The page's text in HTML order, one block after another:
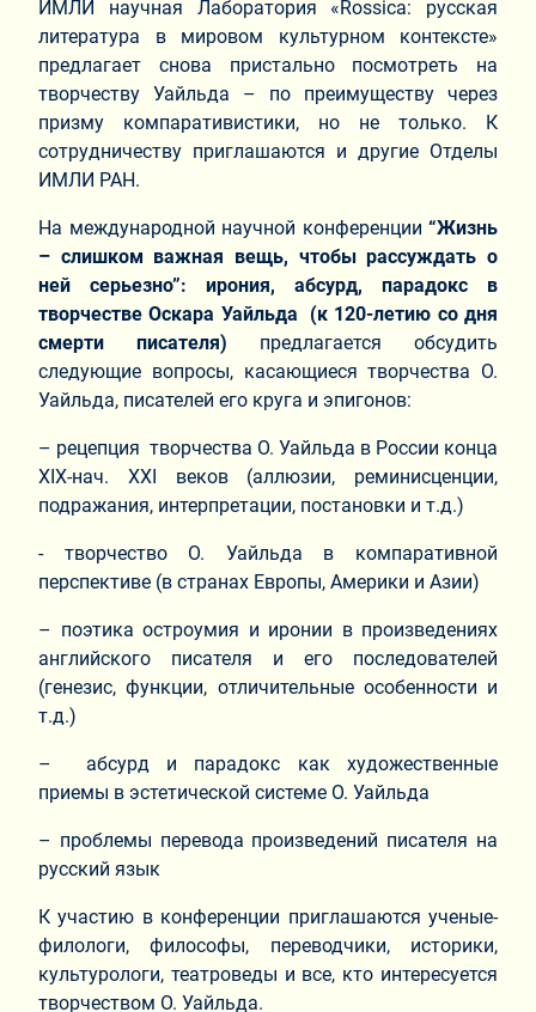
ИМЛИ научная Лаборатория «Rossica: русская
литература в мировом культурном контексте»
предлагает снова пристально посмотреть на
творчеству Уайльда – по преимуществу через
призму компаративистики, но не только. К
сотрудничеству приглашаются и другие Отделы
ИМЛИ РАН.
На международной научной конференции “Жизнь
– слишком важная вещь, чтобы рассуждать о
ней серьезно”: ирония, абсурд, парадокс в
творчестве Оскара Уайльда
(к 120-летию со дня
смерти писателя) предлагается обсудить
следующие вопросы, касающиеся творчества О.
Уайльда, писателей его круга и эпигонов:
– рецепция творчества О. Уайльда в России конца
XIX-нач. ХХI веков (аллюзии, реминисценции,
подражания, интерпретации, постановки и т.д.)
- творчество О. Уайльда в компаративной
перспективе (в странах Европы, Америки и Азии)
– поэтика остроумия и иронии в произведениях
английского писателя и его последователей
(генезис, функции, отличительные особенности и
т.д.)
– абсурд и парадокс как художественные
приемы в эстетической системе О. Уайльда
– проблемы перевода произведений писателя на
русский язык
К участию в конференции приглашаются ученые-
филологи, философы, переводчики, историки,
культурологи, театроведы и все, кто интересуется
творчеством О. Уайльда.